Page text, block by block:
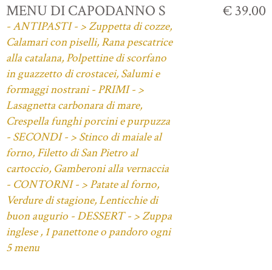
MENU DI CAPODANNO S
- ANTIPASTI - > Zuppetta di cozze,
Calamari con piselli, Rana pescatrice
alla catalana, Polpettine di scorfano
in guazzetto di crostacei, Salumi e
formaggi nostrani - PRIMI - >
Lasagnetta carbonara di mare,
Crespella funghi porcini e purpuzza
- SECONDI - > Stinco di maiale al
forno, Filetto di San Pietro al
cartoccio, Gamberoni alla vernaccia
- CONTORNI - > Patate al forno,
Verdure di stagione, Lenticchie di
buon augurio - DESSERT - > Zuppa
inglese , 1 panettone o pandoro ogni
5 menu
€ 39.00